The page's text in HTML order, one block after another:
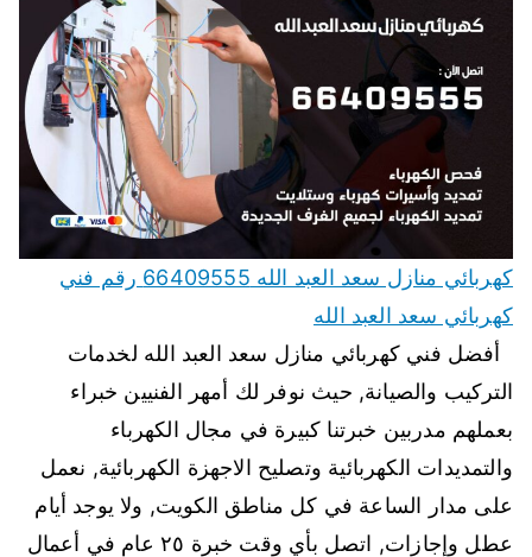
كهربائي منازل سعد العبد الله 66409555 رقم فني
كهربائي سعد العبد الله
أفضل فني كهربائي منازل سعد العبد الله لخدمات
التركيب والصيانة, حيث نوفر لك أمهر الفنيين خبراء
بعملهم مدربين خبرتنا كبيرة في مجال الكهرباء
والتمديدات الكهربائية وتصليح الاجهزة الكهربائية, نعمل
على مدار الساعة في كل مناطق الكويت, ولا يوجد أيام
عطل وإجازات, اتصل بأي وقت خبرة ٢٥ عام في أعمال